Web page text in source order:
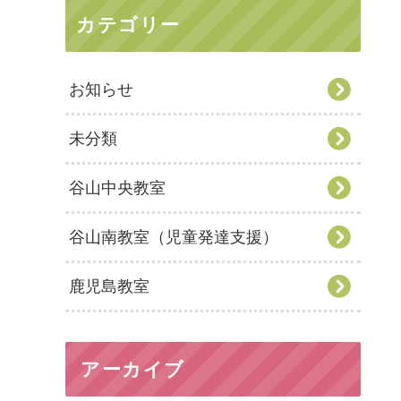
カテゴリー
お知らせ
未分類
谷山中央教室
谷山南教室（児童発達支援）
鹿児島教室
アーカイブ